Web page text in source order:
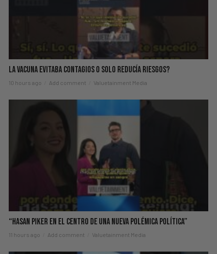
La Vacuna Evitaba Contagios O Solo Reducía Riesgos?
10 hours ago Add comment Valuetainment Media
“Hasan Piker en el centro de una nueva polémica política”
11 hours ago Add comment Valuetainment Media